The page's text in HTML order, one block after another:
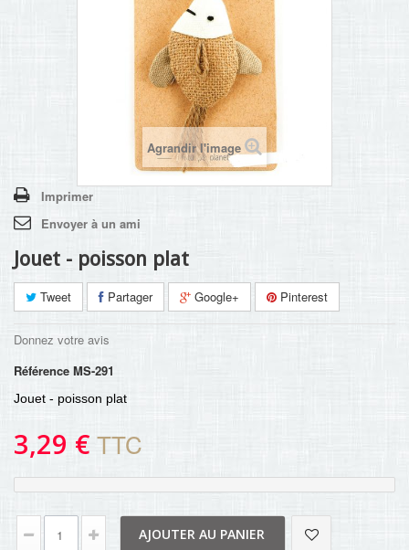
Agrandir l'image
Imprimer
Envoyer à un ami
Jouet - poisson plat
Tweet Partager Google+ Pinterest
Donnez votre avis
Référence MS-291
Jouet - poisson plat
3,29 € TTC
AJOUTER AU PANIER